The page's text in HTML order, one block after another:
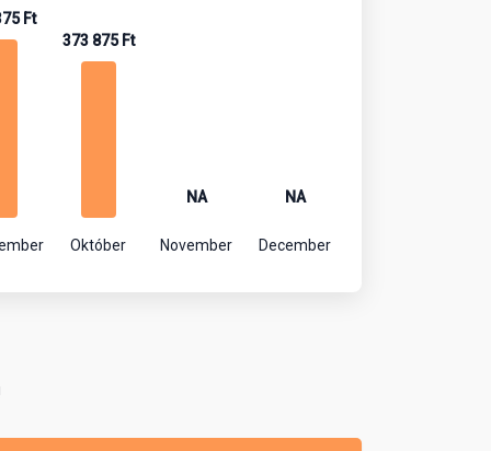
Ft
373 875 Ft
Október
NA
November
NA
December